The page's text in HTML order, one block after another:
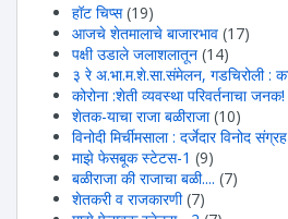
हॉट चिप्स (19)
आजचे शेतमालाचे बाजारभाव (17)
पक्षी उडाले जलाशलातून (14)
३ रे अ.भा.म.शे.सा.संमेलन, गडचिरोली :
कोरोना :शेती व्यवस्था परिवर्तनाचा जनक!
शेतक-याचा राजा बळीराजा (10)
विनोदी मिर्चीमसाला : दर्जेदार विनोद संग्रह
माझे फेसबूक स्टेटस-1 (9)
बळीराजा की राजाचा बळी.... (7)
शेतकरी व राजकारणी (7)